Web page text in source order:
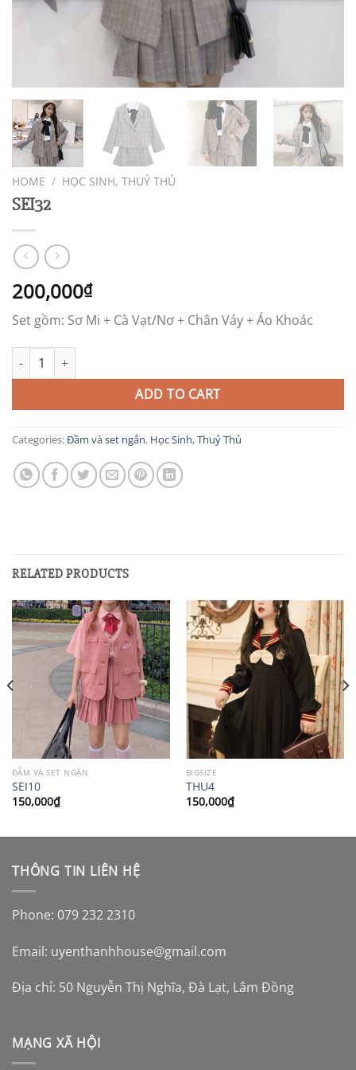
HOME / HỌC SINH, THUỶ THỦ
SEI32
200,000₫
Set gồm: Sơ Mi + Cà Vạt/Nơ + Chân Váy + Áo Khoác
SEI32 quantity
ADD TO CART
Categories:Đầm và set ngắn, Học Sinh, Thuỷ Thủ
RELATED PRODUCTS
ĐẦM VÀ SET NGẮN
SEI10
150,000₫
BIGSIZE
THU4
150,000₫
THÔNG TIN LIÊN HỆ
Phone: 079 232 2310
Email: uyenthanhhouse@gmail.com
Địa chỉ: 50 Nguyễn Thị Nghĩa, Đà Lạt, Lâm Đồng
MẠNG XÃ HỘI